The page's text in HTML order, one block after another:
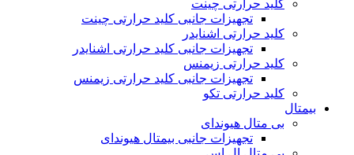
کلید حرارتی چینت
تجهیزات جانبی کلید حرارتی چینت
کلید حرارتی اشنایدر
تجهیزات جانبی کلید حرارتی اشنایدر
کلید حرارتی زیمنس
تجهیزات جانبی کلید حرارتی زیمنس
کلید حرارتی تکو
بیمتال
بی متال هیوندای
تجهیزات جانبی بیمتال هیوندای